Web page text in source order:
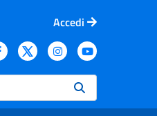
Accedi